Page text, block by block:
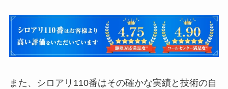
また、シロアリ110番はその確かな実績と技術の自